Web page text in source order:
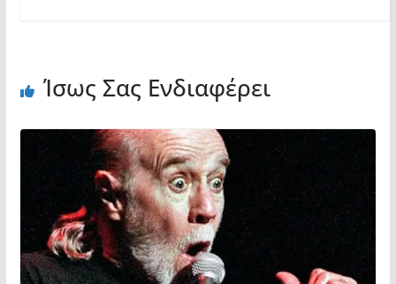
Ίσως Σας Ενδιαφέρει